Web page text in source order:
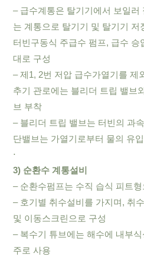
– 급수계통은 탈기기에서 보일러
는 계통으로 탈기기 및 탈기기 저
터빈구동식 주급수 펌프, 급수 승
대로 구성
– 제1, 2번 저압 급수가열기를 제
추기 관로에는 블리더 트립 밸브
브 부착
– 블리더 트립 밸브는 터빈의 과
단밸브는 가열기로부터 물의 유입
⋅
3) 순환수 계통설비
– 순환수펌프는 수직 습식 피트
– 호기별 취수설비를 가지며, 취
및 이동스크린으로 구성
– 복수기 튜브에는 해수에 내부
주로 사용